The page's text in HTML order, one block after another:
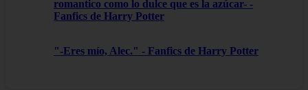
romantico como lo dulce que es la azúcar- -
Fanfics de Harry Potter
"-Eres mío, Alec." - Fanfics de Harry Potter